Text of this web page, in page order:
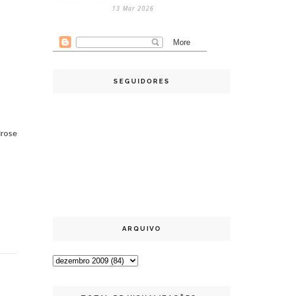
13 Mar 2026
SEGUIDORES
ARQUIVO